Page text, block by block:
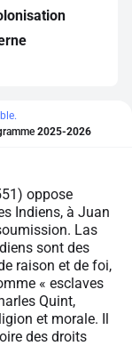
2025-2026
oppose
Indiens, à Juan
Las
sont des
raison et de foi,
« esclaves
Quint,
et morale. Il
des droits